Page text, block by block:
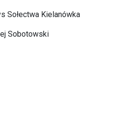
Sołectwa Kielanówka
Sobotowski